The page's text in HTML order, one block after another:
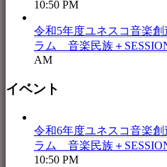
10:50 PM
令和5年度ユネスコ音楽
ラム 音楽民族＋
AM
イベント
令和6年度ユネスコ音楽
ラム 音楽民族＋
10:50 PM